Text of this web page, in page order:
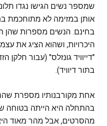
שמספר נשים הגישו נגדו
אותן במזימה לא מתוחכמת
בחינם. הנשים מספרות שהן
היכרויות, ושהוא הציג את
"דייוויד גונזלס" (עבור חלקן
בתור דיוויד).
בהתחלה היא הייתה בטוחה
מהסרטים, אבל מהר מאוד